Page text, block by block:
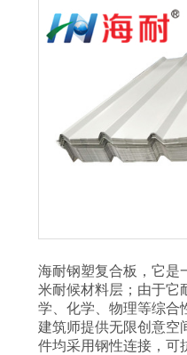
海耐钢塑复合板，它是
米耐候材料层；由于它
学、化学、物理等综合
建筑师提供无限创意空
件均采用钢性连接，可